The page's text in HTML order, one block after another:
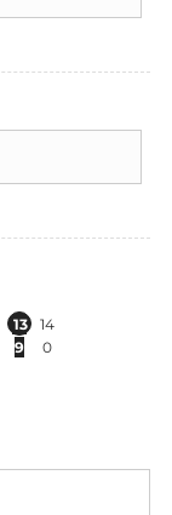
13
9
14
0